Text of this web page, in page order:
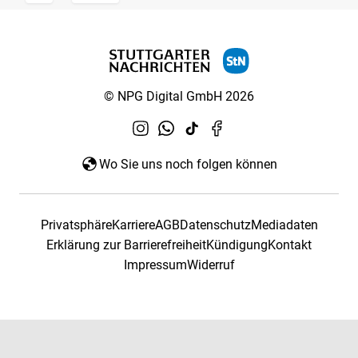
© NPG Digital GmbH 2026
Wo Sie uns noch folgen können
PrivatsphäreKarriereAGBDatenschutzMediadaten
Erklärung zur BarrierefreiheitKündigungKontakt
ImpressumWiderruf